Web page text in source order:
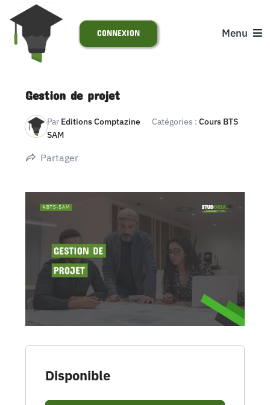
Passer
contenu
Menu
S’INSCRIRE
ACTUALITÉS
SUPPORT
CONNEXION
Gestion de projet
Par Editions Comptazine Catégories : Cours BTS
SAM
Partager
Disponible